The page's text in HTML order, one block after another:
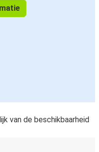
van de beschikbaarheid